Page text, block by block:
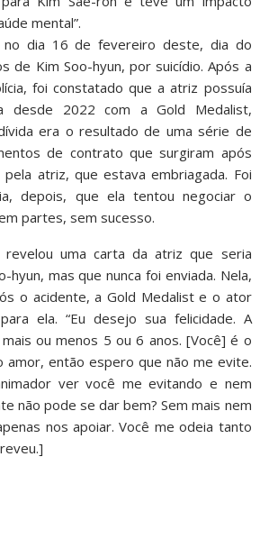
mental”.
no dia 16 de fevereiro deste, dia do
de Kim Soo-hyun, por suicídio. Após a
foi constatado que a atriz possuía
desde 2022 com a Gold Medalist,
era o resultado de uma série de
de contrato que surgiram após
pela atriz, que estava embriagada. Foi
depois, que ela tentou negociar o
partes, sem sucesso.
revelou uma carta da atriz que seria
hyun, mas que nunca foi enviada. Nela,
o acidente, a Gold Medalist e o ator
ela. “Eu desejo sua felicidade. A
ou menos 5 ou 6 anos. [Você] é o
amor, então espero que não me evite.
ver você me evitando e nem
não pode se dar bem? Sem mais nem
nos apoiar. Você me odeia tanto